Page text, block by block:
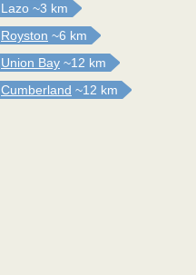
Lazo ~3 km
Royston ~6 km
Union Bay ~12 km
Cumberland ~12 km